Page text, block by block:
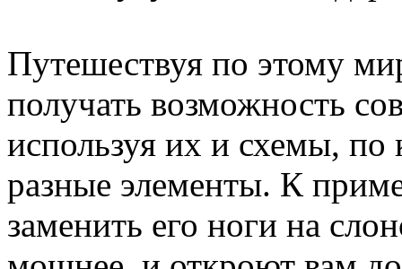
Путешествуя по этому
получать возможность
используя их и схемы,
разные элементы. К
заменить его ноги на